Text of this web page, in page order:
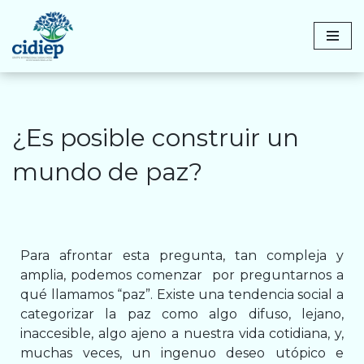
Saltar
al
¿Es posible construir un
mundo de paz?
Para afrontar esta pregunta, tan compleja y
amplia, podemos comenzar por preguntarnos a
qué llamamos “paz”. Existe una tendencia social a
categorizar la paz como algo difuso, lejano,
inaccesible, algo ajeno a nuestra vida cotidiana, y,
muchas veces, un ingenuo deseo utópico e